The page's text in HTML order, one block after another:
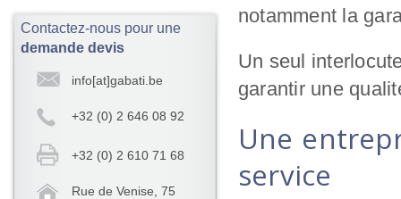
Contactez-nous pour une
demande devis
info[at]gabati.be
+32 (0) 2 646 08 92
+32 (0) 2 610 71 68
Rue de Venise, 75
notamment la
Un seul
garantir une
Une
service